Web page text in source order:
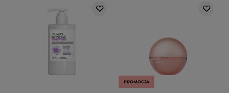
PROMOCJA